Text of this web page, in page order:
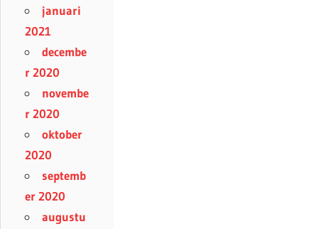
januari
2021
decembe
r 2020
novembe
r 2020
oktober
2020
septemb
er 2020
augustu